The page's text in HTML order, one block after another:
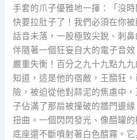
手套的爪子優雅地一揮：「沒
快要拉肚子了！我們必須在你被
話音未落，一股極致尖銳、刺
伴隨著一個狂妄自大的電子音
嚴重失衡！百分之九十九點九
知道，這是他的宿敵，王醋狂
險，被迫從他對蒜泥的焦慮中
子佔滿了那扇被撞破的牆門邊
扭曲。一個閃閃發光、像醋罐
底座還不斷噴射著白色醋霧。它